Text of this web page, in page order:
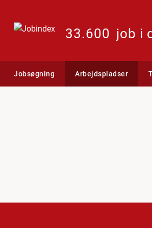
33.600 job i
Jobsøgning Arbejdspladser